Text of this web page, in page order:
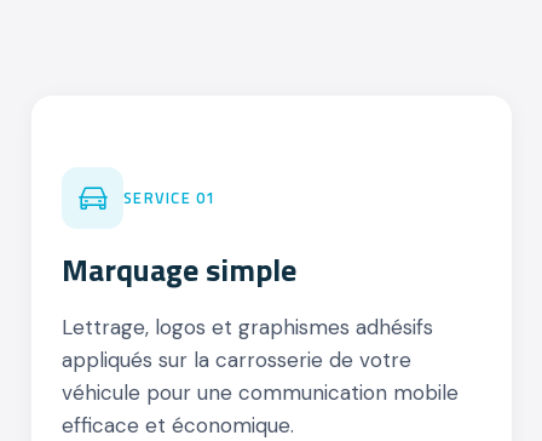
01
SERVICE 01
Marquage simple
Lettrage, logos et graphismes adhésifs
appliqués sur la carrosserie de votre
véhicule pour une communication mobile
efficace et économique.